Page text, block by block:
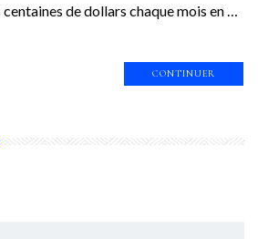
de dollars chaque mois en …
CONTINUER